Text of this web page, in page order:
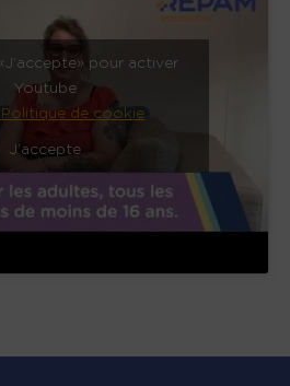
J’accepte » pour activer
Youtube
de cookie
J’accepte